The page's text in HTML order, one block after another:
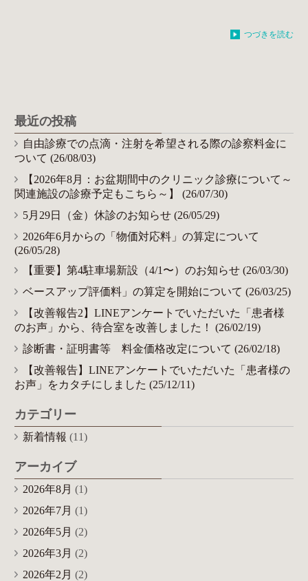
つづきを読む
最近の投稿
自由診療での点滴・注射を希望される際の診察料金に
ついて (26/08/03)
【2026年8月：お盆期間中のクリニック診療について～
関連施設の診療予定もこちら～】 (26/07/30)
5月29日（金）休診のお知らせ (26/05/29)
2026年6月からの「物価対応料」の算定について
(26/05/28)
【重要】第4駐車場新設（4/1〜）のお知らせ (26/03/30)
ベースアップ評価料」の算定を開始について (26/03/25)
【改善報告2】LINEアンケートでいただいた「患者様
のお声」から、待合室を改善しました！ (26/02/19)
診断書・証明書等 料金価格改定について (26/02/18)
【改善報告】LINEアンケートでいただいた「患者様の
お声」をカタチにしました (25/12/11)
カテゴリー
新着情報 (11)
アーカイブ
2026年8月 (1)
2026年7月 (1)
2026年5月 (2)
2026年3月 (2)
2026年2月 (2)